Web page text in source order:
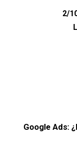
2/
Google Ads: